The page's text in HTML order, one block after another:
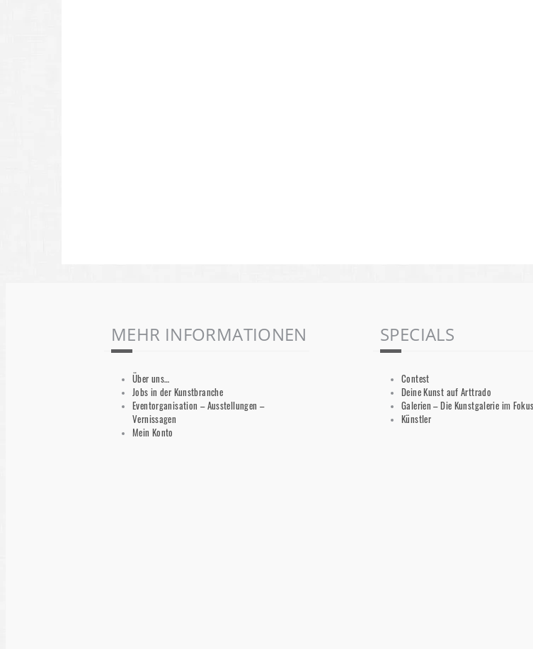
MEHR INFORMATIONEN
Über uns…
Jobs in der Kunstbranche
Eventorganisation – Ausstellungen –
Vernissagen
Mein Konto
SPECIALS
Contest
Deine Kunst auf Arttrado
Galerien – Die Kunstgalerie im
Künstler